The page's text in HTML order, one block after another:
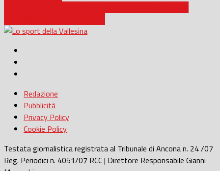
Redazione
Pubblicità
Privacy Policy
Cookie Policy
Testata giornalistica registrata al Tribunale di Ancona n. 24 /07
Reg. Periodici n. 4051/07 RCC | Direttore Responsabile Gianni